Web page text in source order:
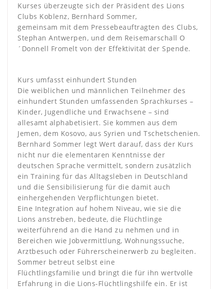
Kurses überzeugte sich der Präsident des Lions
Clubs Koblenz, Bernhard Sommer,
gemeinsam mit dem Pressebeauftragten des Clubs,
Stephan Antwerpen, und dem Reisemarschall O
´Donnell Fromelt von der Effektivität der Spende.
Kurs umfasst einhundert Stunden
Die weiblichen und männlichen Teilnehmer des
einhundert Stunden umfassenden Sprachkurses –
Kinder, Jugendliche und Erwachsene – sind
allesamt alphabetisiert. Sie kommen aus dem
Jemen, dem Kosovo, aus Syrien und Tschetschenien.
Bernhard Sommer legt Wert darauf, dass der Kurs
nicht nur die elementaren Kenntnisse der
deutschen Sprache vermittelt, sondern zusätzlich
ein Training für das Alltagsleben in Deutschland
und die Sensibilisierung für die damit auch
einhergehenden Verpflichtungen bietet.
Eine Integration auf hohem Niveau, wie sie die
Lions anstreben, bedeute, die Flüchtlinge
weiterführend an die Hand zu nehmen und in
Bereichen wie Jobvermittlung, Wohnungssuche,
Arztbesuch oder Führerscheinerwerb zu begleiten.
Sommer betreut selbst eine
Flüchtlingsfamilie und bringt die für ihn wertvolle
Erfahrung in die Lions-Flüchtlingshilfe ein. Er ist